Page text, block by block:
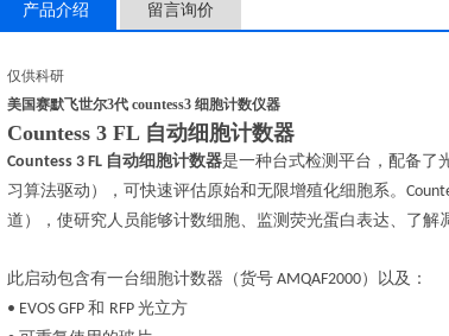
产品介绍 留言询价
仅供科研
美国赛默飞世尔3代 countess3 细胞计数仪器
Countess 3 FL 自动细胞计数器
Countess 3 FL 自动细胞计数器是一种台式检测平台，配备了
习算法驱动），可快速评估原始和无限增殖化细胞系。
道），使研究人员能够计数细胞、监测荧光蛋白表达、了解
此启动包含有一台细胞计数器（货号 AMQAF2000）以及：
• EVOS GFP 和 RFP 光立方